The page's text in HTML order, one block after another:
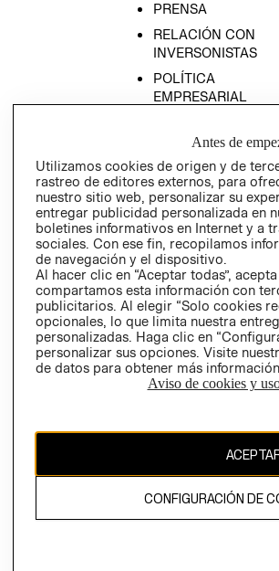
PRENSA
RELACIÓN CON
INVERSONISTAS
POLÍTICA
EMPRESARIAL
Ecuador ($)
CAMBIAR REGIÓN
El contenido de esta página web está protegido
Antes de
Utilizamos cookies de origen y de
rastreo de editores externos, para
nuestro sitio web, personalizar su
entregar publicidad personalizada en
boletines informativos en Internet y a
sociales. Con ese fin, recopilamos
de navegación y el dispositivo.
Al hacer clic en “Aceptar todas”,
compartamos esta información con
publicitarios. Al elegir “Solo cookies
opcionales, lo que limita nuestra
personalizadas. Haga clic en
personalizar sus opciones. Visite
de datos para obtener más información.
Aviso de cookies y
CONFIGURACIÓN DE